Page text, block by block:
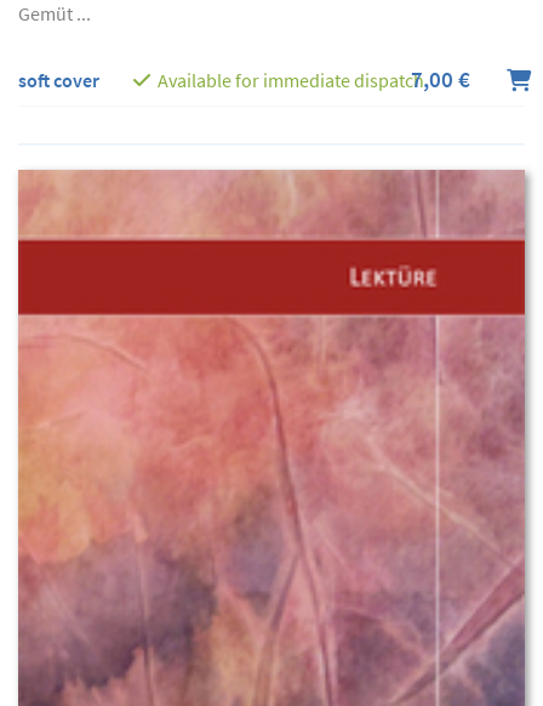
Gemüt ...
soft cover Available for immediate dispatch7,00 €